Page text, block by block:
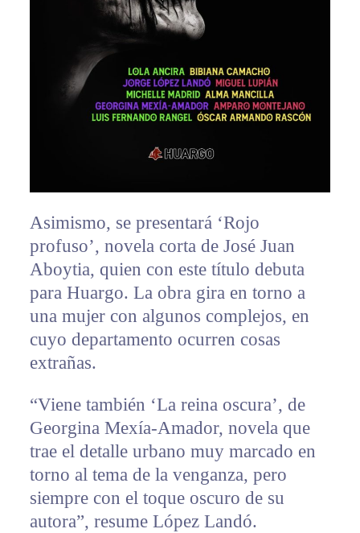
Asimismo, se presentará ‘Rojo
profuso’, novela corta de José Juan
Aboytia, quien con este título debuta
para Huargo. La obra gira en torno a
una mujer con algunos complejos, en
cuyo departamento ocurren cosas
extrañas.
“Viene también ‘La reina oscura’, de
Georgina Mexía-Amador, novela que
trae el detalle urbano muy marcado en
torno al tema de la venganza, pero
siempre con el toque oscuro de su
autora”, resume López Landó.